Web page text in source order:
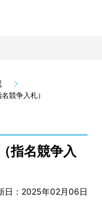
競争入札）
指名競争入
日：2025年02月06日